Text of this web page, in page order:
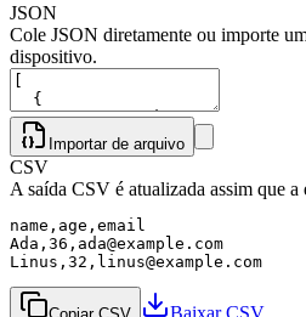
JSON
Cole JSON diretamente ou importe
dispositivo.
Importar de arquivo
CSV
A saída CSV é atualizada assim que
name,age,email
Ada,36,ada@example.com
Linus,32,linus@example.com
Baixar CSV